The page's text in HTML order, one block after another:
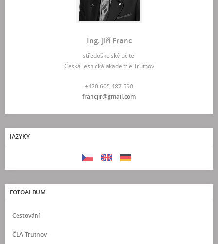
Ing. Jiří Franc
středoškolský učitel
Česká lesnická akademie Trutnov
+420 605 487 590
francjir@gmail.com
JAZYKY
FOTOALBUM
Cestování
ČLA Trutnov